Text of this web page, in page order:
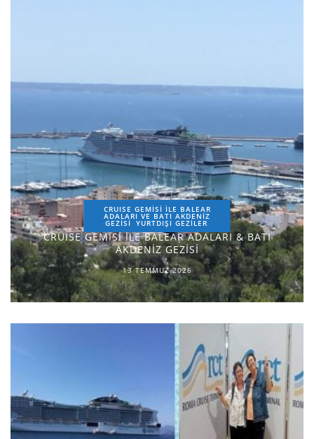
CRUISE GEMİSİ İLE BALEAR
ADALARI VE BATI AKDENİZ
GEZİSİ YURTDIŞI GEZILER
CRUISE GEMİSİ İLE BALEAR ADALARI & BATI
AKDENİZ GEZİSİ
13 TEMMUZ 2026